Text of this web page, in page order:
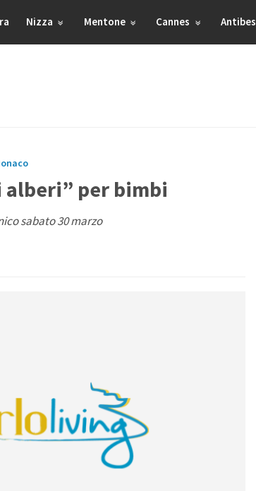
Nizza Mentone Cannes Antibes
alberi” per bimbi
sabato 30 marzo